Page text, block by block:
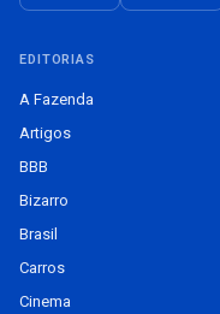
EDITORIAS
A Fazenda
Artigos
BBB
Bizarro
Brasil
Carros
Cinema